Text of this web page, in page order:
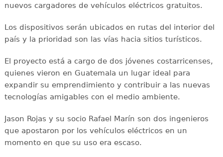
nuevos cargadores de vehículos eléctricos gratuitos.
Los dispositivos serán ubicados en rutas del interior del
país y la prioridad son las vías hacia sitios turísticos.
El proyecto está a cargo de dos jóvenes costarricenses,
quienes vieron en Guatemala un lugar ideal para
expandir su emprendimiento y contribuir a las nuevas
tecnologías amigables con el medio ambiente.
Jason Rojas y su socio Rafael Marín son dos ingenieros
que apostaron por los vehículos eléctricos en un
momento en que su uso era escaso.